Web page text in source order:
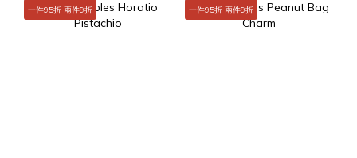
一件95折 兩件9折 一件95折 兩件9折